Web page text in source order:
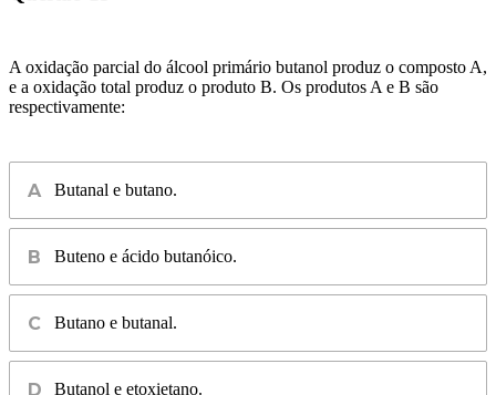
A oxidação parcial do álcool primário butanol produz o composto A,
e a oxidação total produz o produto B. Os produtos A e B são
respectivamente:
Butanal e butano.
Buteno e ácido butanóico.
Butano e butanal.
Butanol e etoxietano.